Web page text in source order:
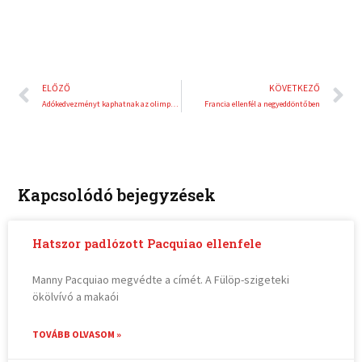
Előző
ELŐZŐ
Adókedvezményt kaphatnak az olimpiai pályázatot támogató cégek
KÖVETKEZŐ
Francia ellenfél a negyeddöntőben
Kapcsolódó bejegyzések
Hatszor padlózott Pacquiao ellenfele
Manny Pacquiao megvédte a címét. A Fülöp-szigeteki
ökölvívó a makaói
TOVÁBB OLVASOM »